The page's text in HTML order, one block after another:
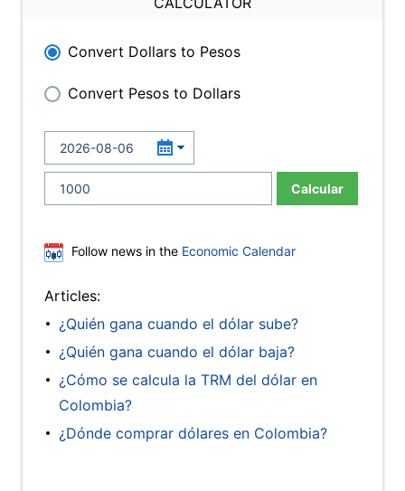
Convert Dollars to Pesos
Convert Pesos to Dollars
Calcular
Follow news in the Economic Calendar
Articles:
¿Quién gana cuando el dólar sube?
¿Quién gana cuando el dólar baja?
¿Cómo se calcula la TRM del dólar en
Colombia?
¿Dónde comprar dólares en Colombia?